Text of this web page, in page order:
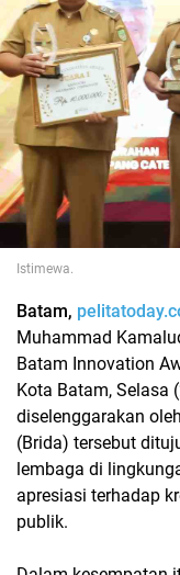
Istimewa.
Batam,
Muhammad
Batam Innovation
Kota Batam, Selasa
diselenggarakan
(Brida) tersebut
lembaga di
apresiasi terhadap
publik.